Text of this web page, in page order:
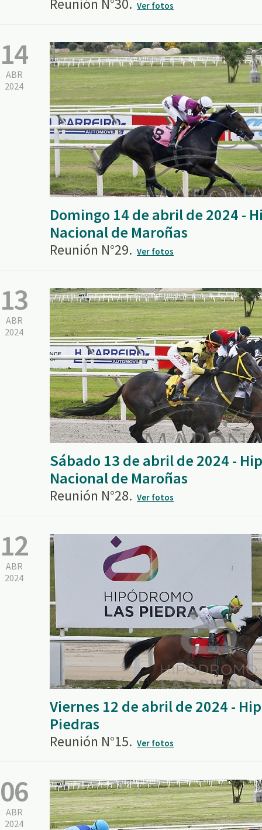
Reunión N°30. Ver fotos
14
ABR
2024
Domingo 14 de abril de 2024 -
Nacional de Maroñas
Reunión N°29. Ver fotos
13
ABR
2024
Sábado 13 de abril de 2024 -
Nacional de Maroñas
Reunión N°28. Ver fotos
12
ABR
2024
Viernes 12 de abril de 2024 -
Piedras
Reunión N°15. Ver fotos
06
ABR
2024